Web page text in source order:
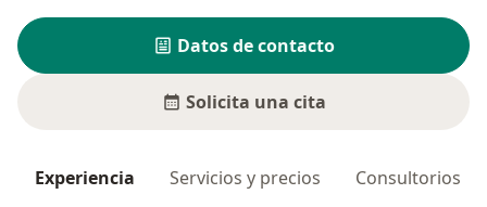
Datos de contacto
Solicita una cita
Experiencia Servicios y precios Consultorios